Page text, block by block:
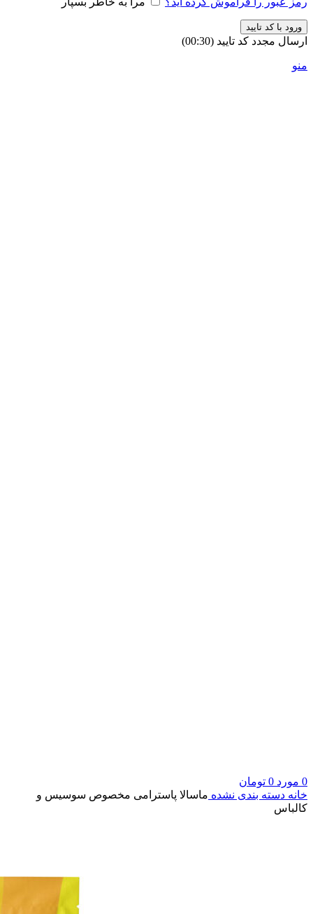
ورود با کد تایید
ارسال مجدد کد تایید (00:
30
)
منو
0 مورد 0 تومان
خانه دسته بندی نشده ماسالا پاسترامی مخصوص سوسیس و
کالباس